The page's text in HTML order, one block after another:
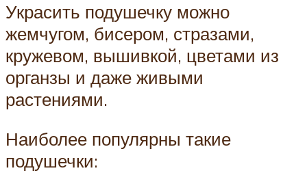
Украсить подушечку можно
жемчугом, бисером, стразами,
кружевом, вышивкой, цветами из
органзы и даже живыми
растениями.
Наиболее популярны такие
подушечки: